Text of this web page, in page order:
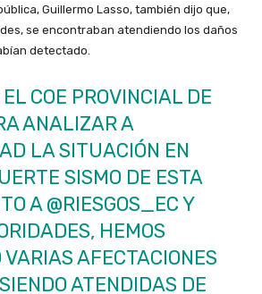
Guillermo Lasso, también dijo que,
se encontraban atendiendo los daños
detectado.
COE PROVINCIAL DE
ANALIZAR A
LA SITUACIÓN EN
SISMO DE ESTA
A@RIESGOS_ECY
HEMOS
VARIAS AFECTACIONES
ATENDIDAS DE